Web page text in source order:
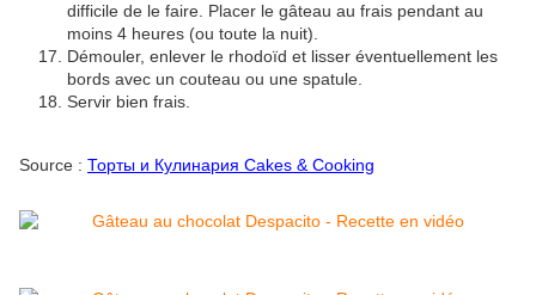
difficile de le faire. Placer le gâteau au frais pendant au
moins 4 heures (ou toute la nuit).
Démouler, enlever le rhodoïd et lisser éventuellement les
bords avec un couteau ou une spatule.
Servir bien frais.
Source : Торты и Кулинария Cakes & Cooking